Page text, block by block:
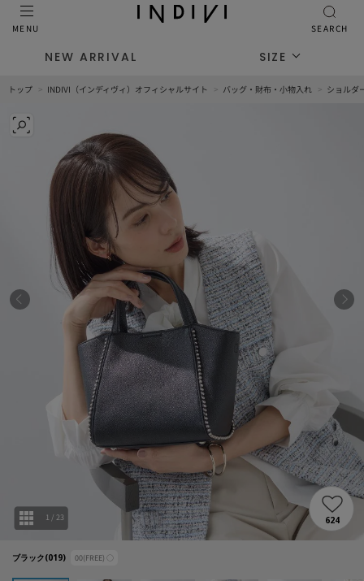
MENU SEARCH
NEW ARRIVAL SIZE
トップ INDIVI（インディヴィ）オフィシャルサイト バッグ・財布・小物入れ ショルダ
ブラック(019) 00(FREE) ○
1 / 23 624